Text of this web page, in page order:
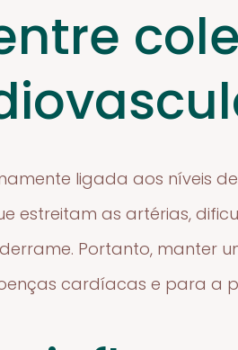
ligada aos níveis
estreitam as artérias,
Portanto, manter
cardíacas e para a